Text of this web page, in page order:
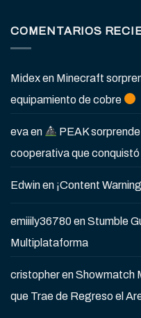
COMENTARIOS
Midexen Minecraft
equipamiento de cobre
evaen
PEAK
cooperativa que
Edwinen ¡Content
emiiily36780enStumble
Multiplataforma
cristopherenShowmatch
que Trae de Regreso el